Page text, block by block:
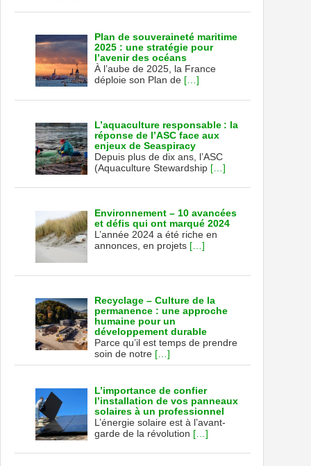
Plan de souveraineté maritime
2025 : une stratégie pour
l’avenir des océans
À l’aube de 2025, la France
déploie son Plan de […]
L’aquaculture responsable : la
réponse de l’ASC face aux
enjeux de Seaspiracy
Depuis plus de dix ans, l’ASC
(Aquaculture Stewardship […]
Environnement – 10 avancées
et défis qui ont marqué 2024
L’année 2024 a été riche en
annonces, en projets […]
Recyclage – Culture de la
permanence : une approche
humaine pour un
développement durable
Parce qu’il est temps de prendre
soin de notre […]
L’importance de confier
l’installation de vos panneaux
solaires à un professionnel
L’énergie solaire est à l’avant-
garde de la révolution […]